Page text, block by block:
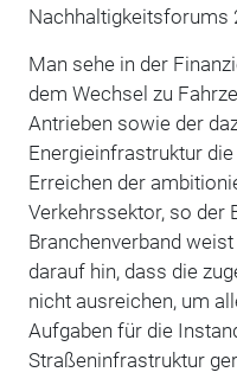
Nachhaltigkeitsforums
Man sehe in der
dem Wechsel zu
Antrieben sowie der
Energieinfrastruktur
Erreichen der
Verkehrssektor, so der
Branchenverband
darauf hin, dass die
nicht ausreichen, um
Aufgaben für die
Straßeninfrastruktur